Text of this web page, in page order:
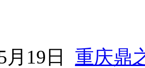
月19日 重庆鼎